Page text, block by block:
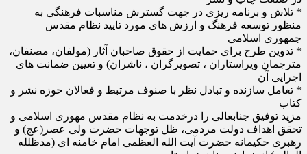
* تلاش و برنامه ریزی در جهت گسترش مناسبات فرهنگی به
منظور توسعه فرهنگ و ارزش های مورد تایید نظام مقدس
جمهوری اسلامی
* تدوین طرح برای حمایت از حقوق صاحبان آثار (مولفان، مصنفان،
مترجمان ویراستاران ، تصویرگران ، ناشران) و تعیین ضمانت های
اجرایی آن
* تعامل سازنده و تبادل نظر با صنوف مرتبط و فعالان حوزه نشر و
کتاب
مزید توفیق جنابعالی را درخدمت به نظام مقدس مهوری اسلامی و
تحقق اهداف دولت مردمی، ظل توجهات حضرت ولی عصر(عج) و
رهبری حکیمانه حضرت آیت الله العظمی امام خامنه ای (مدظلله